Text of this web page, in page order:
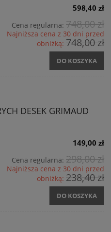
598,40 zł
Cena regularna: 748,00 zł
Najniższa cena z 30 dni przed
obniżką: 748,00 zł
DO KOSZYKA
DESEK GRIMAUD
149,00 zł
Cena regularna: 298,00 zł
Najniższa cena z 30 dni przed
obniżką: 238,40 zł
DO KOSZYKA